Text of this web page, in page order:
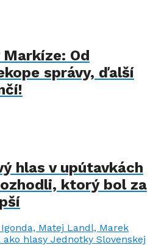
Od
správy, ďalší
hlas v upútavkách
ktorý bol za